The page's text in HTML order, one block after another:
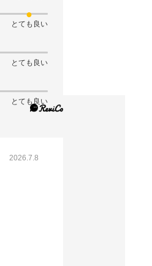
とても良い
とても良い
とても良い
2026.7.8